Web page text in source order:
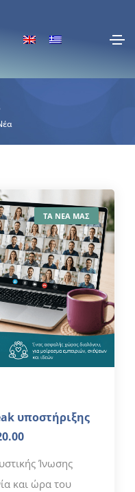
ΤΑ ΝΕΑ ΜΑΣ
υποστήριξης
Ίνωσης
και ώρα του